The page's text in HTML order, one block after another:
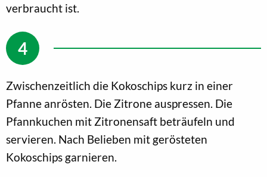
verbraucht ist.
Zwischenzeitlich die Kokoschips kurz in einer
Pfanne anrösten. Die Zitrone auspressen. Die
Pfannkuchen mit Zitronensaft beträufeln und
servieren. Nach Belieben mit gerösteten
Kokoschips garnieren.